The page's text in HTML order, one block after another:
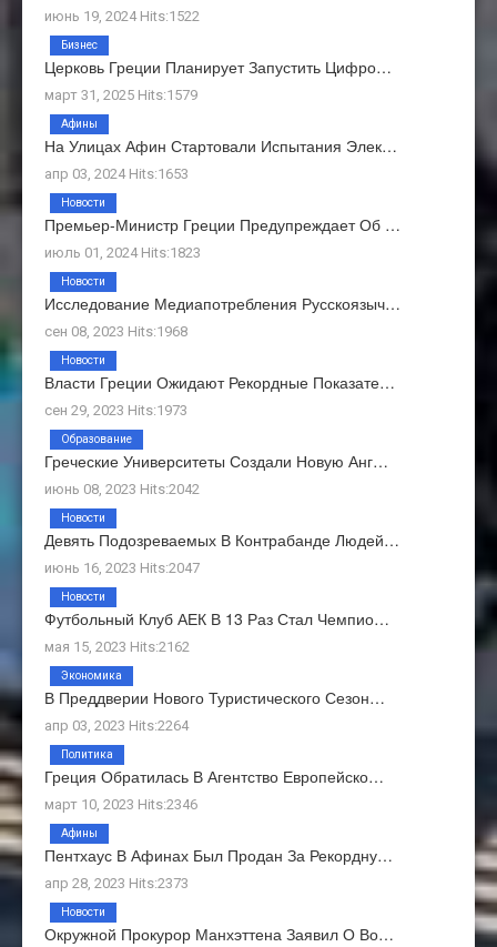
июнь 19, 2024 Hits:1522
Церковь Греции Планирует Запустить Цифро…
март 31, 2025 Hits:1579
Бизнес
На Улицах Афин Стартовали Испытания Элек…
апр 03, 2024 Hits:1653
Афины
Премьер-Министр Греции Предупреждает Об …
июль 01, 2024 Hits:1823
Новости
Исследование Медиапотребления Русскоязыч…
сен 08, 2023 Hits:1968
Новости
Власти Греции Ожидают Рекордные Показате…
сен 29, 2023 Hits:1973
Новости
Греческие Университеты Создали Новую Анг…
июнь 08, 2023 Hits:2042
Образование
Девять Подозреваемых В Контрабанде Людей…
июнь 16, 2023 Hits:2047
Новости
Футбольный Клуб АЕК В 13 Раз Стал Чемпио…
мая 15, 2023 Hits:2162
Новости
В Преддверии Нового Туристического Сезон…
апр 03, 2023 Hits:2264
Экономика
Греция Обратилась В Агентство Европейско…
март 10, 2023 Hits:2346
Политика
Пентхаус В Афинах Был Продан За Рекордну…
апр 28, 2023 Hits:2373
Афины
Окружной Прокурор Манхэттена Заявил О Во…
Новости